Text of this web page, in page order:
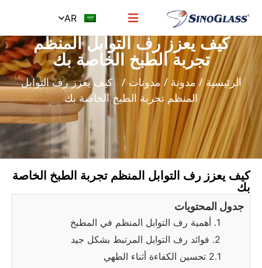
AR
كيف يعزز رف التوابل المنظم
تجربة الطبخ الخاصة بك
الرئيسية/مدونة /مدونات / كيف يعزز رف التوابل
المنظم تجربة الطبخ الخاصة بك
كيف يعزز رف التوابل المنظم تجربة الطبخ الخاصة
بك
جدول المحتويات
1. أهمية رف التوابل المنظم في المطبخ
2. فوائد رف التوابل المرتبط بشكل جيد
2.1 تحسين الكفاءة أثناء الطهي